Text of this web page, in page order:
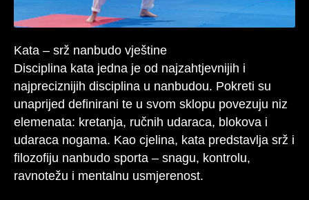
Kata – srž nanbudo vještine
Disciplina kata jedna je od najzahtjevnijih i
najpreciznijih disciplina u nanbudou. Pokreti su
unaprijed definirani te u svom sklopu povezuju niz
elemenata: kretanja, ručnih udaraca, blokova i
udaraca nogama. Kao cjelina, kata predstavlja srž i
filozofiju nanbudo sporta – snagu, kontrolu,
ravnotežu i mentalnu usmjerenost.